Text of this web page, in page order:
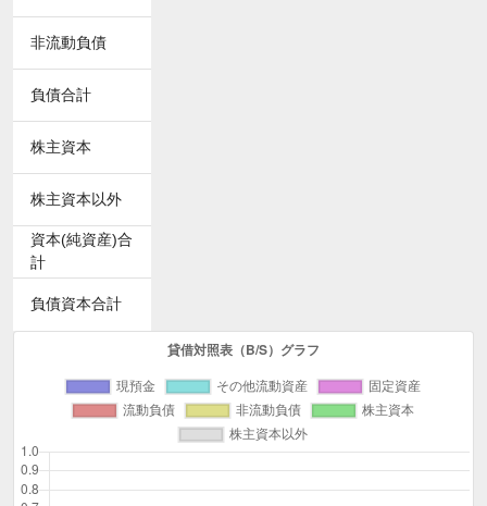
非流動負債
負債合計
株主資本
株主資本以外
資本(純資産)合
計
負債資本合計